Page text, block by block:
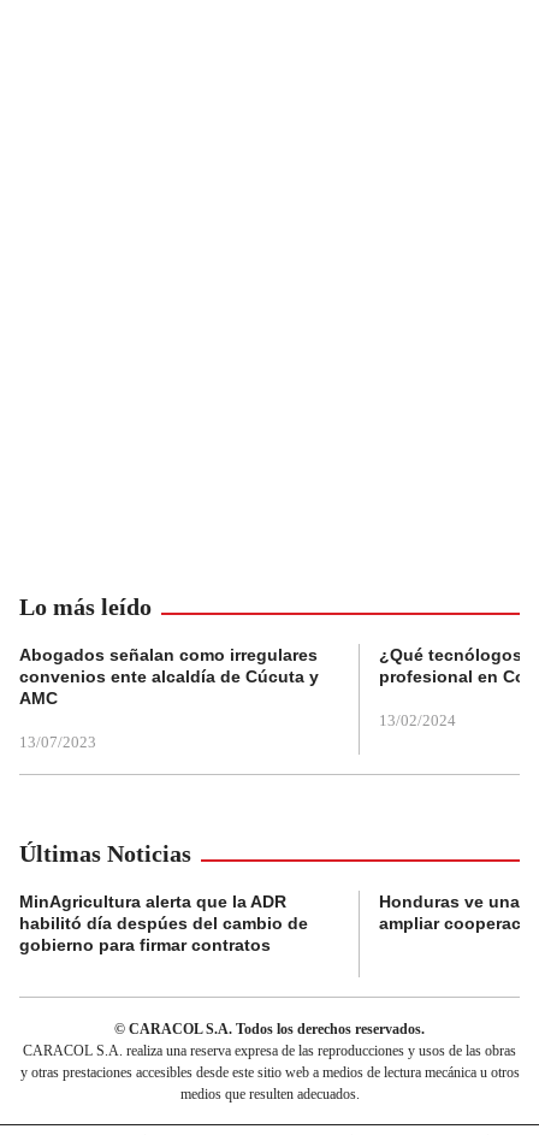
Lo más leído
Abogados señalan como irregulares
convenios ente alcaldía de Cúcuta y
AMC
13/07/2023
¿Qué tecnólogos
profesional en
13/02/2024
Últimas Noticias
MinAgricultura alerta que la ADR
habilitó día despúes del cambio de
gobierno para firmar contratos
Honduras ve una
ampliar
© CARACOL S.A. Todos los derechos reservados.
CARACOL S.A. realiza una reserva expresa de las reproducciones y usos de las obras
y otras prestaciones accesibles desde este sitio web a medios de lectura mecánica u otros
medios que resulten adecuados.